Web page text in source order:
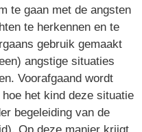
te gaan met de angsten
te herkennen en te
gebruik gemaakt
angstige situaties
Voorafgaand wordt
het kind deze situatie
begeleiding van de
Op deze manier krijgt